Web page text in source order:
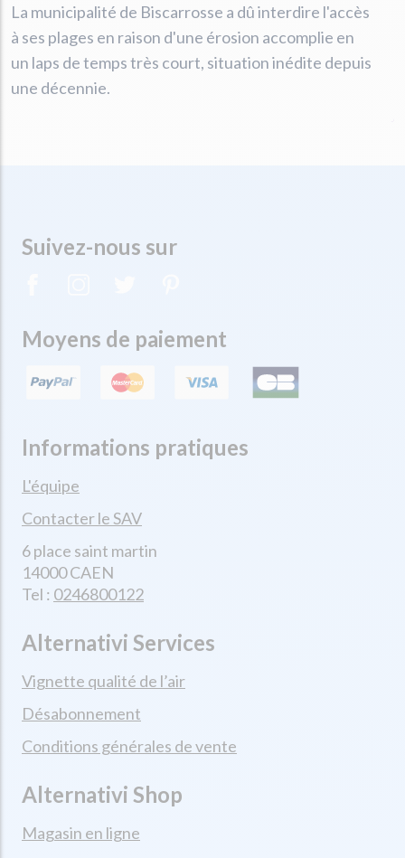
La municipalité de Biscarrosse a dû interdire l'accès
à ses plages en raison d'une érosion accomplie en
un laps de temps très court, situation inédite depuis
une décennie.
Suivez-nous sur
Moyens de paiement
Informations pratiques
L'équipe
Contacter le SAV
6 place saint martin
14000 CAEN
Tel : 0246800122
Alternativi Services
Vignette qualité de l’air
Désabonnement
Conditions générales de vente
Alternativi Shop
Magasin en ligne